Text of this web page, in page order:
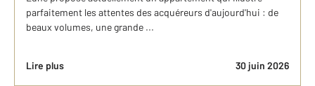
parfaitement les attentes des acquéreurs d'aujourd'hui : de
beaux volumes, une grande ...
Lire plus 30 juin 2026